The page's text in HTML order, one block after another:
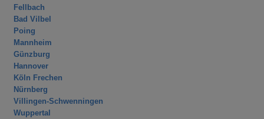
Fellbach
Bad Vilbel
Poing
Mannheim
Günzburg
Hannover
Köln Frechen
Nürnberg
Villingen-Schwenningen
Wuppertal